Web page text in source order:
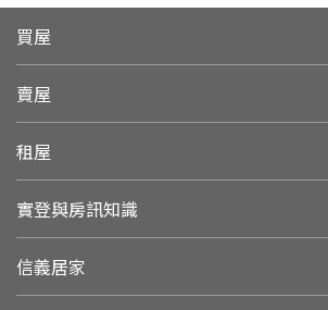
買屋
賣屋
租屋
實登與房訊知識
信義居家